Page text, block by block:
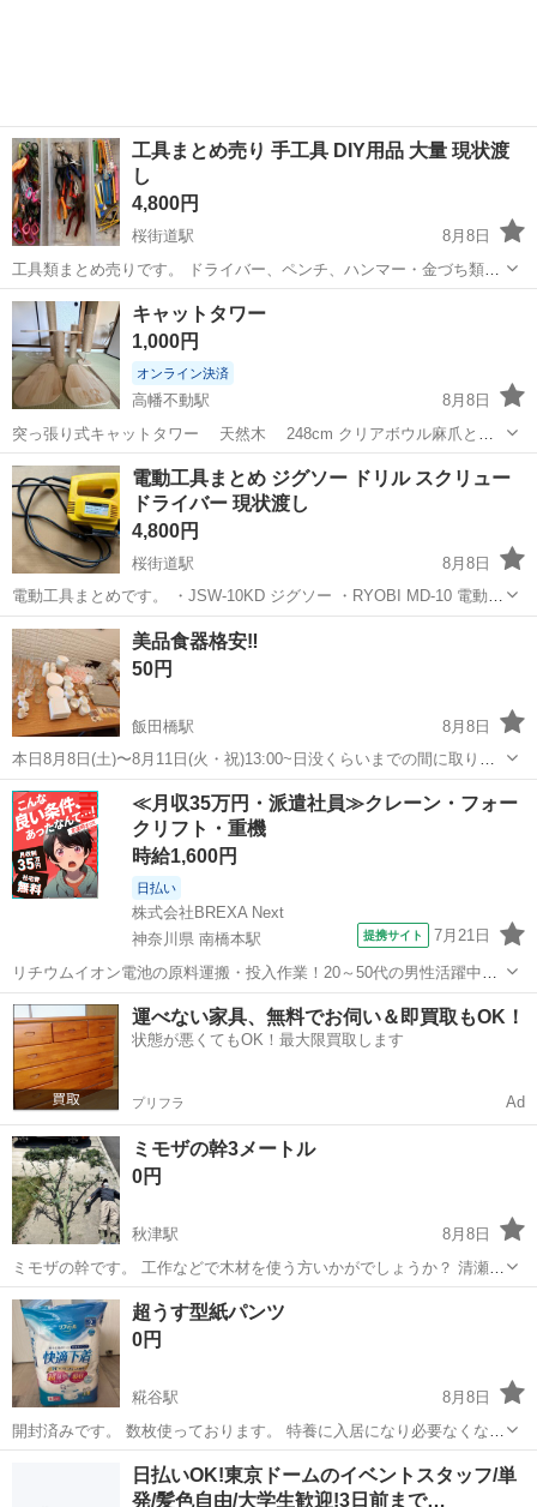
工具まとめ売り 手工具 DIY用品 大量 現状渡
し
4,800円
桜街道駅
8月8日
工具類まとめ売りです。 ドライバー、ペンチ、ハンマー・金づち類、
ノコギリ、カッター、ハサミ、その他手工具類などが混ざっていま
す。 家財整理のため出品します。 写真はお渡しする工具類の目安で
す。 量としては写真...
東京 武蔵村山市 桜街道駅
キャットタワー
1,000円
オンライン決済
高幡不動駅
8月8日
突っ張り式キャットタワー 天然木 248cm クリアボウル麻爪とぎ
引っ越しし、買い替えのため出品いたします。 2021年に購入しまし
た。 一部汚れがあります。 解体した状態でのお渡しになります。
東京 日野市 高幡不動駅 その他
電動工具まとめ ジグソー ドリル スクリュー
ドライバー 現状渡し
4,800円
桜街道駅
8月8日
電動工具まとめです。 ・JSW-10KD ジグソー ・RYOBI MD-10 電動ド
リル ・LFX-50-010 ACスクリュードライバー ・DDR-10KD ドライバー
家財整理のため出品します。 ...
東京 武蔵村山市 桜街道駅
美品食器格安‼️
50円
飯田橋駅
8月8日
本日8月8日(土)〜8月11日(火・祝)13:00~日没くらいまでの間に取りに
来てくる方限定です@神楽坂ココットカフェです。
************************ ココットカフェ 神楽坂ココットカフェ 神楽ジ
ェ...
東京 新宿区 飯田橋駅 その他 ココット
≪月収35万円・派遣社員≫クレーン・フォー
クリフト・重機
時給1,600円
日払い
株式会社BREXA Next
神奈川県 南橋本駅
提携サイト 7月21日
リチウムイオン電池の原料運搬・投入作業！20～50代の男性活躍中★
ワンルーム寮完備！赴任旅費会社負担！年間休日130日★フォークリフ
ト免許お持ちの方、活躍中！就業先食堂利用可★《神奈川県相模原
市》 人気の工場のお仕事 ◇電...
神奈川 相模原市 南橋本駅 その他
運べない家具、無料でお伺い＆即買取もOK！
状態が悪くてもOK！最大限買取します
プリフラ Ad
ミモザの幹3メートル
0円
秋津駅
8月8日
ミモザの幹です。 工作などで木材を使う方いかがでしょうか？ 清瀬市
の自宅までお越しいただける方、限定です。 #木材 #幹 ※写真の主人
は175センチです。
東京 清瀬市 秋津駅 その他
超うす型紙パンツ
0円
糀谷駅
8月8日
開封済みです。 数枚使っております。 特養に入居になり必要なくなり
ましたので 必要な方にお譲りします。
大田区 糀谷駅 その他
日払いOK!東京ドームのイベントスタッフ/単
発/髪色自由/大学生歓迎!3日前まで…